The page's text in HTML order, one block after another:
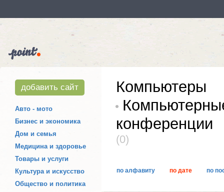
добавить сайт
Авто - мото
Бизнес и экономика
Дом и семья
Медицина и здоровье
Товары и услуги
Культура и искусство
Общество и политика
Компьютеры
конференции
(0)
по алфавиту по дате по